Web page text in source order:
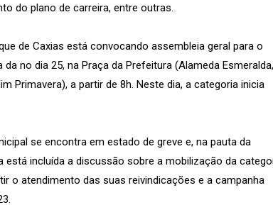
do plano de carreira, entre outras.
de Caxias está convocando assembleia geral para o
da no dia 25, na Praça da Prefeitura (Alameda Esmeralda,
Primavera), a partir de 8h. Neste dia, a categoria inicia
se encontra em estado de greve e, na pauta da
está incluída a discussão sobre a mobilização da
o atendimento das suas reivindicações e a campanha